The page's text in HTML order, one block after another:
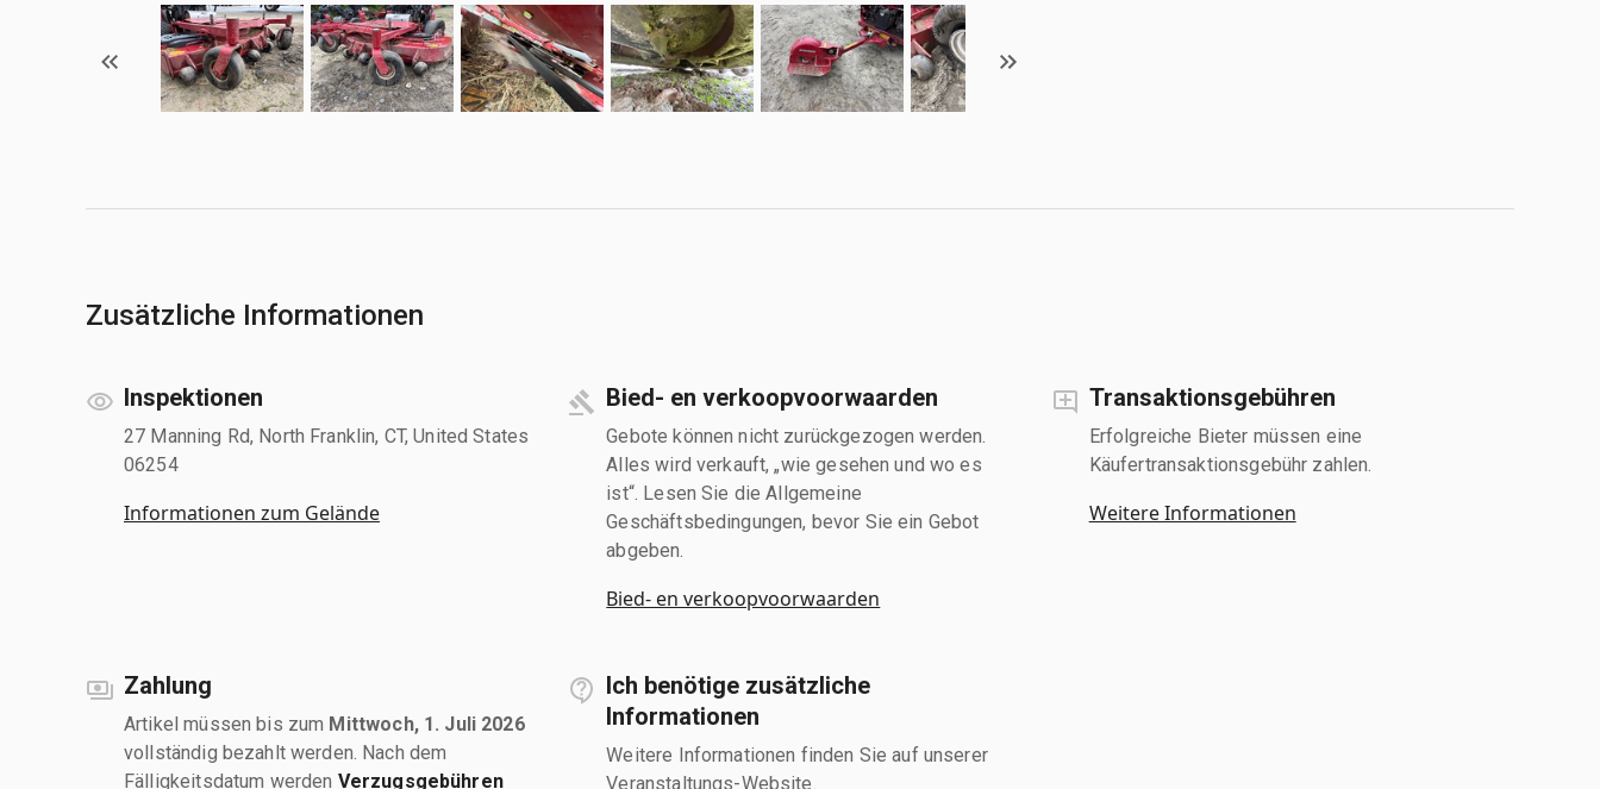
Zusätzliche Informationen
Inspektionen
27 Manning Rd, North Franklin, CT, United States
06254
Informationen zum Gelände
Bied- en verkoopvoorwaarden
Gebote können nicht zurückgezogen werden.
Alles wird verkauft, „wie gesehen und wo es
ist“. Lesen Sie die Allgemeine
Geschäftsbedingungen, bevor Sie ein Gebot
abgeben.
Bied- en verkoopvoorwaarden
Transaktionsgebühren
Erfolgreiche Bieter müssen eine
Käufertransaktionsgebühr zahlen.
Weitere Informationen
Zahlung
Artikel müssen bis zum Mittwoch, 1. Juli 2026
vollständig bezahlt werden. Nach dem
Fälligkeitsdatum werden Verzugsgebühren
Ich benötige zusätzliche
Informationen
Weitere Informationen finden Sie auf unserer
Veranstaltungs-Website.